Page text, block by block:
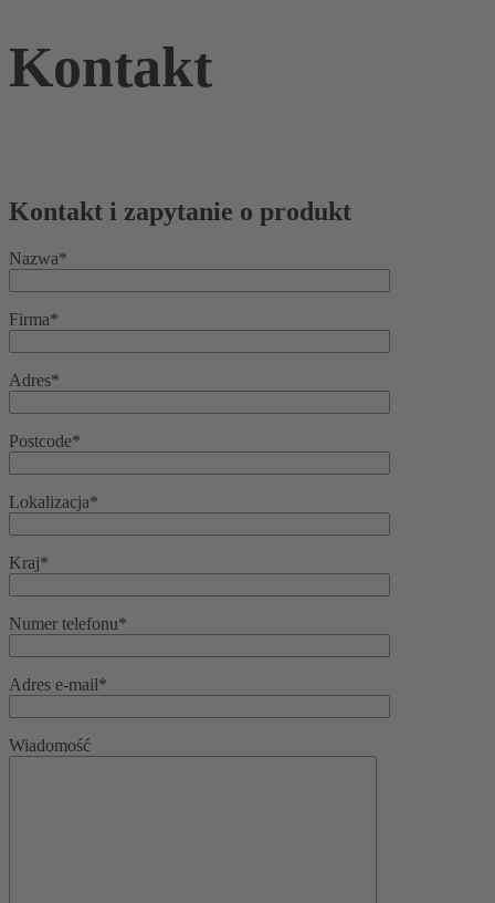
Kontakt
Kontakt i zapytanie o produkt
Nazwa*
Firma*
Adres*
Postcode*
Lokalizacja*
Kraj*
Numer telefonu*
Adres e-mail*
Wiadomość